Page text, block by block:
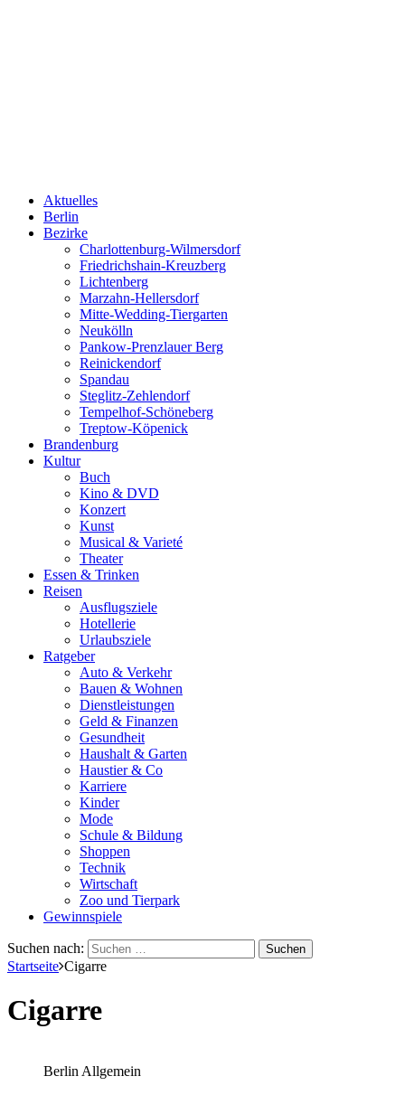
Aktuelles
Berlin
Bezirke
Charlottenburg-Wilmersdorf
Friedrichshain-Kreuzberg
Lichtenberg
Marzahn-Hellersdorf
Mitte-Wedding-Tiergarten
Neukölln
Pankow-Prenzlauer Berg
Reinickendorf
Spandau
Steglitz-Zehlendorf
Tempelhof-Schöneberg
Treptow-Köpenick
Brandenburg
Kultur
Buch
Kino & DVD
Konzert
Kunst
Musical & Varieté
Theater
Essen & Trinken
Reisen
Ausflugsziele
Hotellerie
Urlaubsziele
Ratgeber
Auto & Verkehr
Bauen & Wohnen
Dienstleistungen
Geld & Finanzen
Gesundheit
Haushalt & Garten
Haustier & Co
Karriere
Kinder
Mode
Schule & Bildung
Shoppen
Technik
Wirtschaft
Zoo und Tierpark
Gewinnspiele
Suchen nach:
Startseite Cigarre
Cigarre
Berlin Allgemein